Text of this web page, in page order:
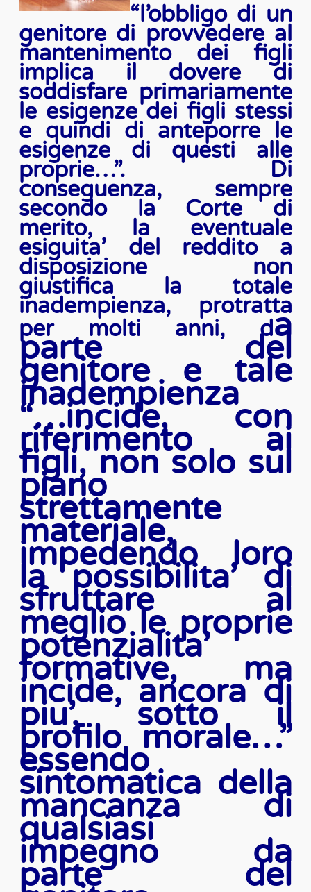
“l’obbligo di un
genitore di provvedere al
mantenimento dei figli
implica il dovere di
soddisfare primariamente
le esigenze dei figli stessi
e quindi di anteporre le
esigenze di questi alle
proprie…”. Di
conseguenza, sempre
secondo la Corte di
merito, la eventuale
esiguita’ del reddito a
disposizione non
giustifica la totale
inadempienza, protratta
per molti anni, da
parte del
genitore e tale
inadempienza
“…incide, con
riferimento ai
figli, non solo sul
piano
strettamente
materiale,
impedendo loro
la possibilita’ di
sfruttare al
meglio le proprie
potenzialita’
formative, ma
incide, ancora di
piu’, sotto il
profilo morale…”
essendo
sintomatica della
mancanza di
qualsiasi
impegno da
parte del